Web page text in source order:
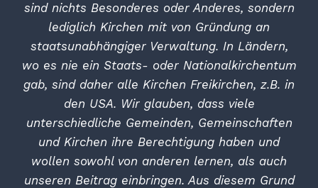
sind nichts Besonderes oder Anderes, sondern
lediglich Kirchen mit von Gründung an
staatsunabhängiger Verwaltung. In Ländern,
wo es nie ein Staats- oder Nationalkirchentum
gab, sind daher alle Kirchen Freikirchen, z.B. in
den USA. Wir glauben, dass viele
unterschiedliche Gemeinden, Gemeinschaften
und Kirchen ihre Berechtigung haben und
wollen sowohl von anderen lernen, als auch
unseren Beitrag einbringen. Aus diesem Grund